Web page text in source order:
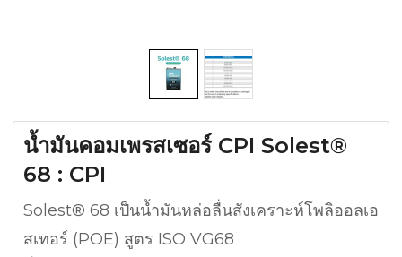
น้ำมันคอมเพรสเซอร์ CPI Solest®
68 : CPI
Solest® 68 เป็นน้ำมันหล่อลื่นสังเคราะห์โพลิออลเอ
สเทอร์ (POE) สูตร ISO VG68